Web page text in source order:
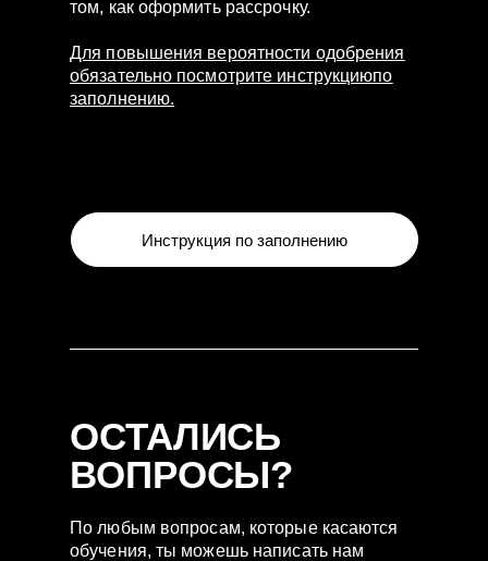
том, как оформить рассрочку.
Для повышения вероятности одобрения
обязательно посмотрите инструкциюпо
заполнению.
Инструкция по заполнению
ОСТАЛИСЬ
ВОПРОСЫ?
По любым вопросам, которые касаются
обучения, ты можешь написать нам